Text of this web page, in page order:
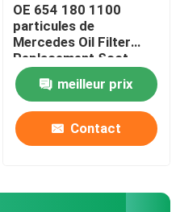
OE 654 180 1100
particules de
Mercedes Oil Filter
Replacement Soot
meilleur prix
Contact